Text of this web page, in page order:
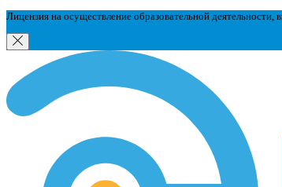
Лицензия на осуществление образовательной